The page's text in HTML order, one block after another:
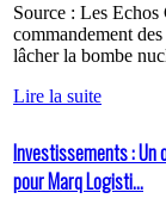
Source : Les
commandement
lâcher la bombe
Lire la suite
Investissements :
pour Marq Logisti...